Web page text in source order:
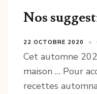
Nos
22 OCTOBRE 2020
Cet automne
maison … Pour
recettes